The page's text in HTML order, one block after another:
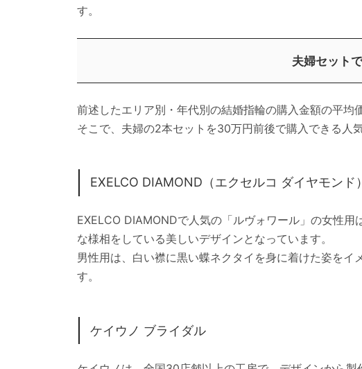
す。
夫婦セット
前述したエリア別・年代別の結婚指輪の購入金額の平
そこで、夫婦の2本セットを30万円前後で購入できる人
EXELCO DIAMOND（エクセルコ ダイヤモンド）
EXELCO DIAMONDで人気の「ルヴォワール」の女性
な様相をしている美しいデザインとなっています。
男性用は、白い襟に黒い蝶ネクタイを身に着けた姿を
す。
ケイウノ ブライダル